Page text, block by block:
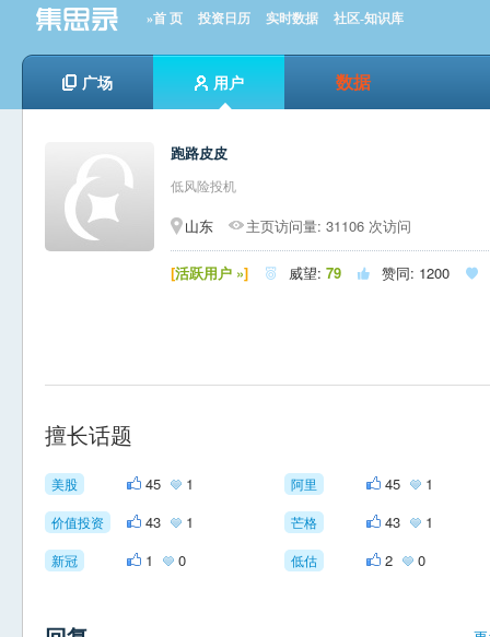
»首 页 投资日历 实时数据 社区-知识库
广场 用户 数据
跑路皮皮
低风险投机
山东 主页访问量: 31106 次访问
[活跃用户 »]  威望: 79  赞同: 1200 
擅长话题
美股 45 1 阿里 45 1
价值投资 43 1 芒格 43 1
新冠 1 0 低估 2 0